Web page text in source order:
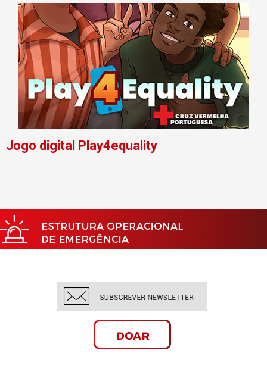
Jogo digital Play4equality